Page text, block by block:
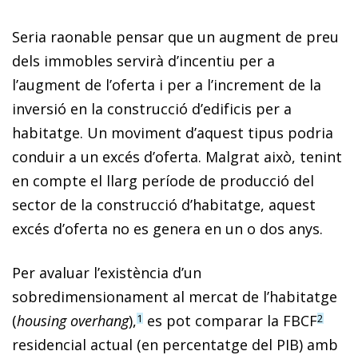
Seria raonable pensar que un augment de preu
dels im­­mobles servirà d’incentiu per a
l’augment de l’oferta i per a l’increment de la
inversió en la construcció d’edificis per a
habitatge. Un moviment d’aquest tipus podria
conduir a un excés d’oferta. Malgrat això, tenint
en compte el llarg període de producció del
sector de la construcció d’habitatge, aquest
excés d’oferta no es genera en un o dos anys.
Per avaluar l’existència d’un
sobredimensionament al mercat de l’habitatge
(housing overhang),1 es pot comparar la FBCF2
residencial actual (en percentatge del PIB) amb